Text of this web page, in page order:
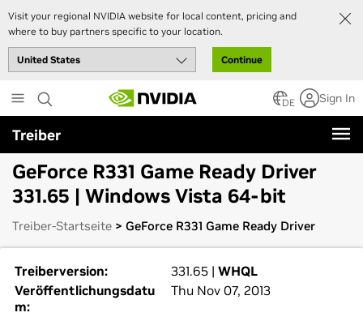
Visit your regional NVIDIA website for local content, pricing and
where to buy partners specific to your location.
Continue
to
main
content
DE Sign In
Treiber
GeForce R331 Game Ready Driver
331.65 | Windows Vista 64-bit
Treiber-Startseite > GeForce R331 Game Ready Driver
Treiberversion: 331.65 | WHQL
Veröffentlichungsdatu
m:
Thu Nov 07, 2013